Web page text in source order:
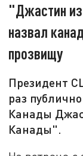
"Джастин
назвал
прозвищу
Президент
раз
Канады
Канады".